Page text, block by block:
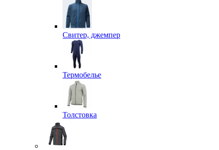
Свитер, джемпер
Термобелье
Толстовка